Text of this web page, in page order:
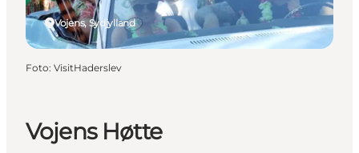
Vojens Høtte
Vojens, Sydjylland
Foto: VisitHaderslev